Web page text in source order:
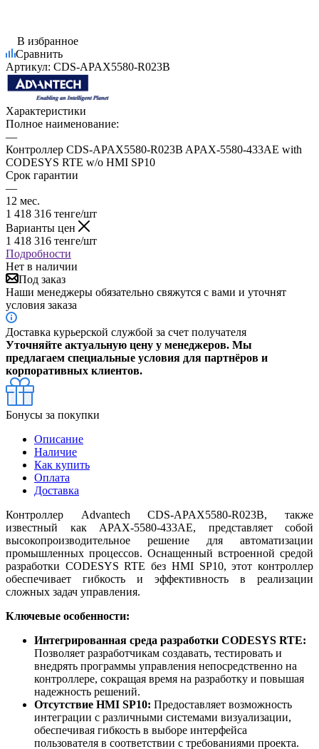
В избранное
Сравнить
Артикул: CDS-APAX5580-R023B
Характеристики
Полное наименование:
—
Контроллер CDS-APAX5580-R023B APAX-5580-433AE with
CODESYS RTE w/o HMI SP10
Срок гарантии
—
12 мес.
1 418 316 тенге/шт
Варианты цен
1 418 316 тенге/шт
Подробности
Нет в наличии
Под заказ
Наши менеджеры обязательно свяжутся с вами и уточнят
условия заказа
Доставка курьерской службой за счет получателя
Уточняйте актуальную цену у менеджеров. Мы
предлагаем специальные условия для партнёров и
корпоративных клиентов.
Бонусы за покупки
Описание
Наличие
Как купить
Оплата
Доставка
Контроллер Advantech CDS-APAX5580-R023B, также
известный как APAX-5580-433AE, представляет собой
высокопроизводительное решение для автоматизации
промышленных процессов. Оснащенный встроенной средой
разработки CODESYS RTE без HMI SP10, этот контроллер
обеспечивает гибкость и эффективность в реализации
сложных задач управления.
Ключевые особенности:
Интегрированная среда разработки CODESYS RTE:
Позволяет разработчикам создавать, тестировать и
внедрять программы управления непосредственно на
контроллере, сокращая время на разработку и повышая
надежность решений.
Отсутствие HMI SP10: Предоставляет возможность
интеграции с различными системами визуализации,
обеспечивая гибкость в выборе интерфейса
пользователя в соответствии с требованиями проекта.